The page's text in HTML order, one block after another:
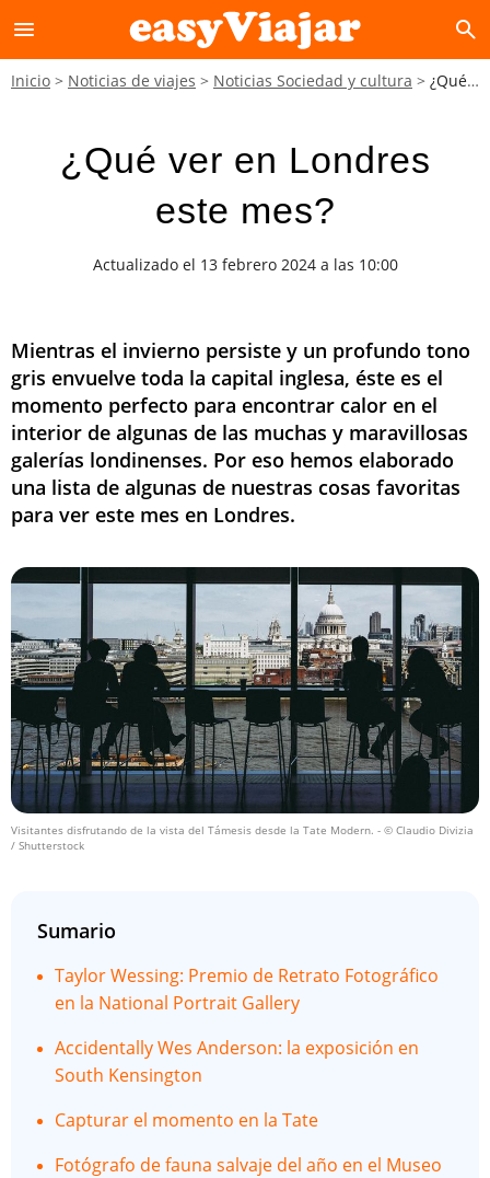
menu search
Inicio Noticias de viajes Noticias Sociedad y cultura ¿Qué ver en Londres este mes?
¿Qué ver en Londres
este mes?
Actualizado el 13 febrero 2024 a las 10:00
Mientras el invierno persiste y un profundo tono
gris envuelve toda la capital inglesa, éste es el
momento perfecto para encontrar calor en el
interior de algunas de las muchas y maravillosas
galerías londinenses. Por eso hemos elaborado
una lista de algunas de nuestras cosas favoritas
para ver este mes en Londres.
Visitantes disfrutando de la vista del Támesis desde la Tate Modern. - © Claudio Divizia
/ Shutterstock
Sumario
Taylor Wessing: Premio de Retrato Fotográfico
en la National Portrait Gallery
Accidentally Wes Anderson: la exposición en
South Kensington
Capturar el momento en la Tate
Fotógrafo de fauna salvaje del año en el Museo